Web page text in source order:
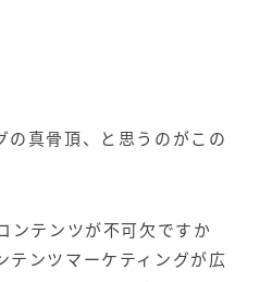
の真骨頂、と思うのがこの
ンテンツが不可欠ですか
テンツマーケティングが広